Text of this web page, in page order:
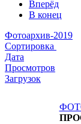
Вперёд
В конец
Фотоархив-2019
Сортировка
Дата
Просмотров
Загрузок